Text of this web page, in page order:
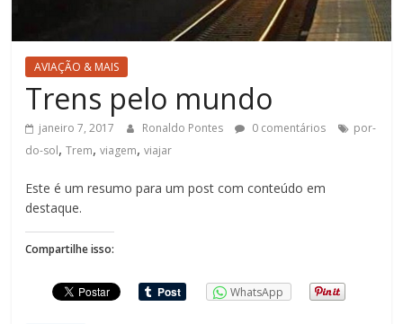
AVIAÇÃO & MAIS
Trens pelo mundo
janeiro 7, 2017 Ronaldo Pontes 0 comentários
por-
do-sol,Trem,viagem,viajar
Este é um resumo para um post com conteúdo em
destaque.
Compartilhe isso:
WhatsApp